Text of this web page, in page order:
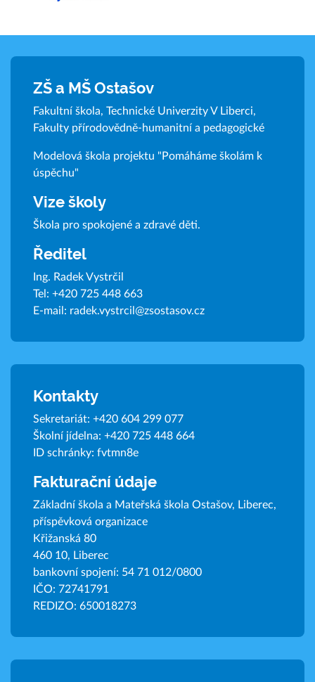
ZŠ a MŠ Ostašov
Fakultní škola, Technické Univerzity V Liberci,
Fakulty přírodovědně-humanitní a pedagogické
Modelová škola projektu "Pomáháme školám k
úspěchu"
Vize školy
Škola pro spokojené a zdravé děti.
Ředitel
Ing. Radek Vystrčil
Tel: +420 725 448 663
E-mail: radek.vystrcil@zsostasov.cz
Kontakty
Sekretariát: +420 604 299 077
Školní jídelna: +420 725 448 664
ID schránky: fvtmn8e
Fakturační údaje
Základní škola a Mateřská škola Ostašov, Liberec,
příspěvková organizace
Křižanská 80
460 10, Liberec
bankovní spojení: 54 71 012/0800
IČO: 72741791
REDIZO: 650018273